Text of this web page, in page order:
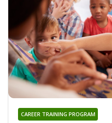
CAREER TRAINING PROGRAM